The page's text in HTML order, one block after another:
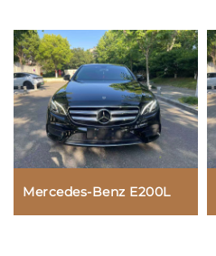
Mercedes-Benz E200L